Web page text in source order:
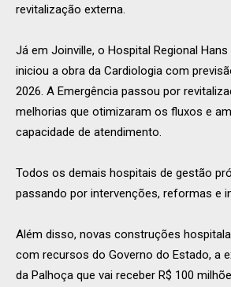
revitalização externa.
Já em Joinville, o Hospital Regional
iniciou a obra da Cardiologia com
2026. A Emergência passou por
melhorias que otimizaram os fluxos e
capacidade de atendimento.
Todos os demais hospitais de gestão
passando por intervenções, reformas e
Além disso, novas construções
com recursos do Governo do Estado, a
da Palhoça que vai receber R$ 100